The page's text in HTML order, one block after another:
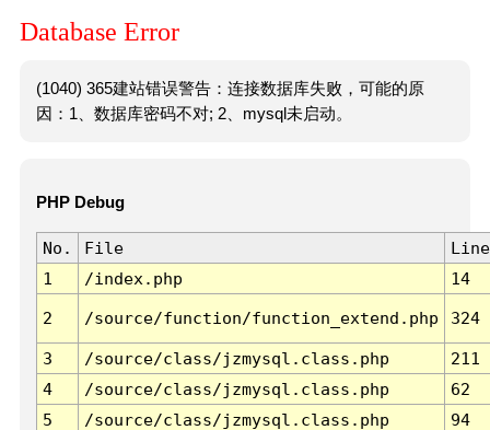
Database Error
(1040) 365建站错误警告：连接数据库失败，可能的原
因：1、数据库密码不对; 2、mysql未启动。
PHP Debug
No. File
Line
1
/index.php 14
2 /source/function/function_extend.php 324
3 /source/class/jzmysql.class.php
211
4
/source/class/jzmysql.class.php
62
5
/source/class/jzmysql.class.php
94